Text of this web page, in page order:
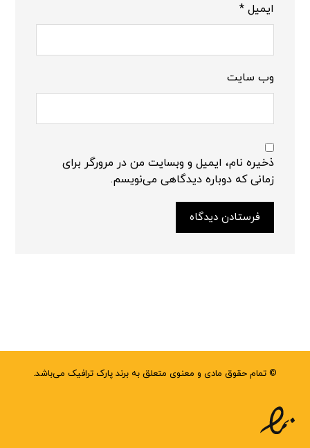
ایمیل*
وب‌ سایت
ذخیره نام، ایمیل و وبسایت من در مرورگر برای
زمانی که دوباره دیدگاهی می‌نویسم.
فرستادن دیدگاه
© تمام حقوق مادی و معنوی متعلق به برند پارک ترافیک می‌باشد.